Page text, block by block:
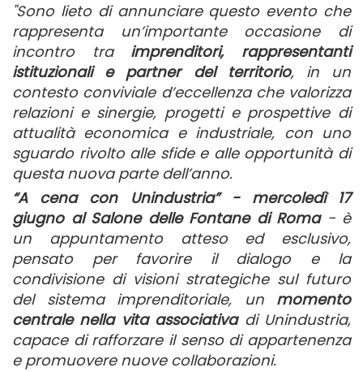
"Sono lieto di annunciare questo evento che
rappresenta un’importante occasione di
incontro tra imprenditori, rappresentanti
istituzionali e partner del territorio, in un
contesto conviviale d’eccellenza che valorizza
relazioni e sinergie, progetti e prospettive di
attualità economica e industriale, con uno
sguardo rivolto alle sfide e alle opportunità di
questa nuova parte dell’anno.
“A cena con Unindustria” - mercoledì 17
giugno al Salone delle Fontane di Roma- è
un appuntamento atteso ed esclusivo,
pensato per favorire il dialogo e la
condivisione di visioni strategiche sul futuro
del sistema imprenditoriale, un momento
centrale nella vita associativadi Unindustria,
capace di rafforzare il senso di appartenenza
e promuovere nuove collaborazioni.